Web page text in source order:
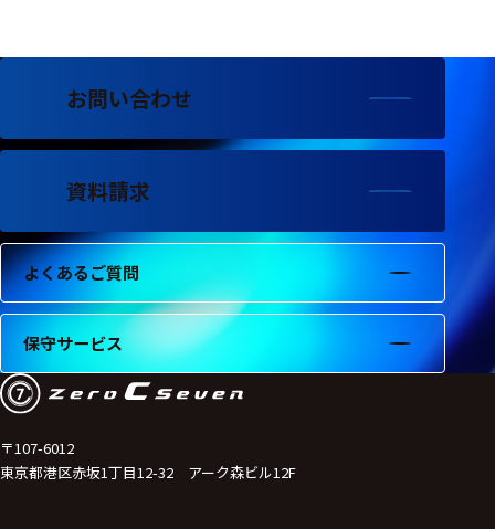
お問い合わせ
資料請求
よくあるご質問
保守サービス
〒107-6012
東京都港区赤坂1丁目12-32 アーク森ビル12F